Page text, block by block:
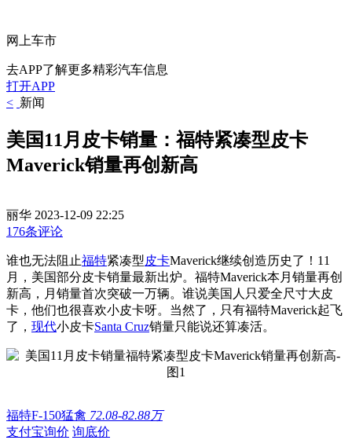
网上车市
去APP了解更多精彩汽车信息
打开APP
< 新闻
美国11月皮卡销量：福特紧凑型皮卡
Maverick销量再创新高
丽华 2023-12-09 22:25
176条评论
谁也无法阻止福特紧凑型皮卡Maverick继续创造历史了！11
月，美国部分皮卡销量最新出炉。福特Maverick本月销量再创
新高，月销量首次突破一万辆。谁说美国人只爱全尺寸大皮
卡，他们也很喜欢小皮卡呀。当然了，只有福特Maverick起飞
了， 现代小皮卡Santa Cruz销量只能说还算凑活。
福特F-150猛禽 72.08-82.88万
支付宝询价 询底价